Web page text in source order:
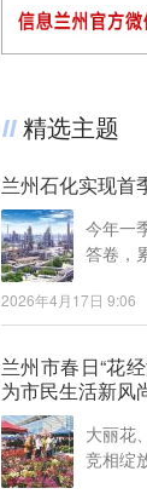
精选主题
兰州石化实现首
今年一
答卷，
2026年4月17日 9:06
兰州市春日“花
为市民生活新风
大丽花
竞相绽